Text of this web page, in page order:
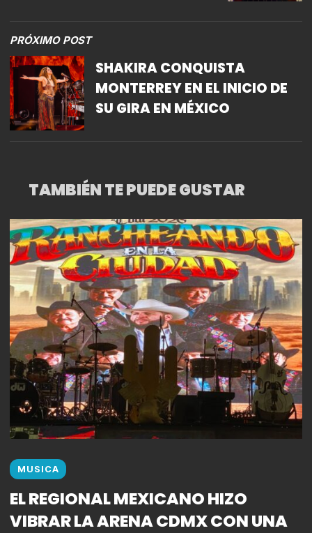
PRÓXIMO POST
SHAKIRA CONQUISTA
MONTERREY EN EL INICIO DE
SU GIRA EN MÉXICO
TAMBIÉN TE PUEDE GUSTAR
MUSICA
EL REGIONAL MEXICANO HIZO
VIBRAR LA ARENA CDMX CON UNA